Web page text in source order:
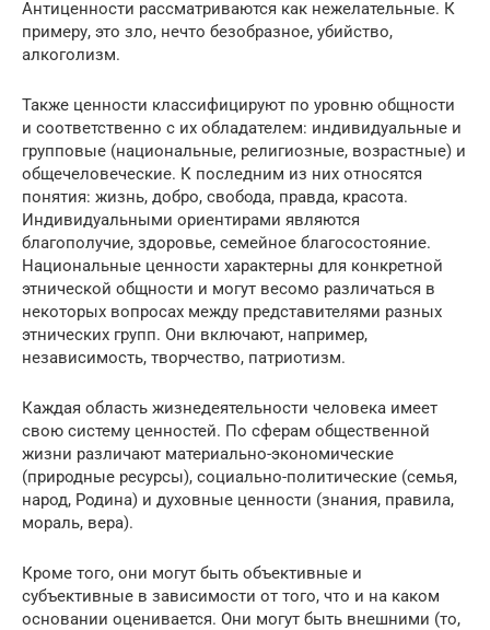
Антиценности рассматриваются как нежелательные. К
примеру, это зло, нечто безобразное, убийство,
алкоголизм.
Также ценности классифицируют по уровню общности
и соответственно с их обладателем: индивидуальные и
групповые (национальные, религиозные, возрастные) и
общечеловеческие. К последним из них относятся
понятия: жизнь, добро, свобода, правда, красота.
Индивидуальными ориентирами являются
благополучие, здоровье, семейное благосостояние.
Национальные ценности характерны для конкретной
этнической общности и могут весомо различаться в
некоторых вопросах между представителями разных
этнических групп. Они включают, например,
независимость, творчество, патриотизм.
Каждая область жизнедеятельности человека имеет
свою систему ценностей. По сферам общественной
жизни различают материально-экономические
(природные ресурсы), социально-политические (семья,
народ, Родина) и духовные ценности (знания, правила,
мораль, вера).
Кроме того, они могут быть объективные и
субъективные в зависимости от того, что и на каком
основании оценивается. Они могут быть внешними (то,